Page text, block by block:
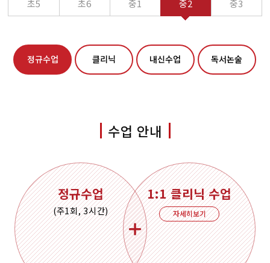
초5 초6 중1 중2 중3
정규수업 클리닉 내신수업 독서논술
수업 안내
정규수업
(주1회, 3시간)
1:1 클리닉 수업
자세히보기